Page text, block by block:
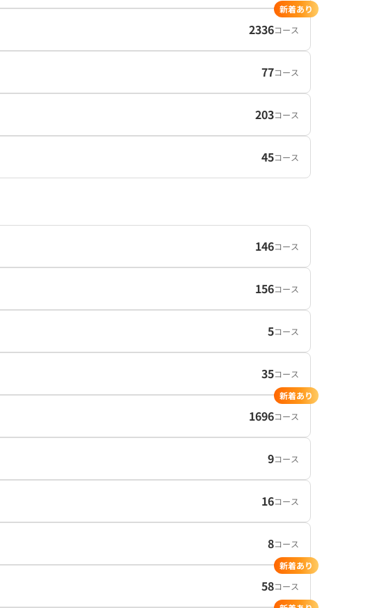
2336コース
新着あり
77コース
203コース
45コース
146コース
156コース
5コース
35コース
1696コース
新着あり
9コース
16コース
8コース
58コース
新着あり